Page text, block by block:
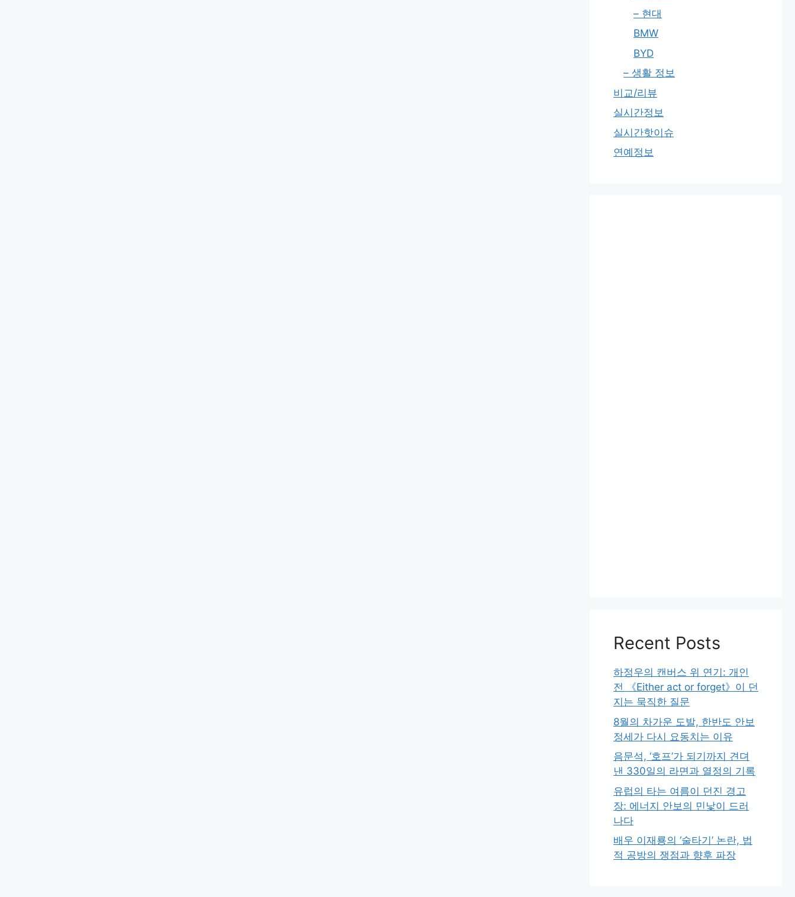
– 현대
BMW
BYD
– 생활 정보
비교/리뷰
실시간정보
실시간핫이슈
연예정보
Recent Posts
하정우의 캔버스 위 연기: 개인
전 《Either act or forget》이 던
지는 묵직한 질문
8월의 차가운 도발, 한반도 안보
정세가 다시 요동치는 이유
음문석, ‘호프’가 되기까지 견뎌
낸 330일의 라면과 열정의 기록
유럽의 타는 여름이 던진 경고
장: 에너지 안보의 민낯이 드러
나다
배우 이재룡의 ‘술타기’ 논란, 법
적 공방의 쟁점과 향후 파장